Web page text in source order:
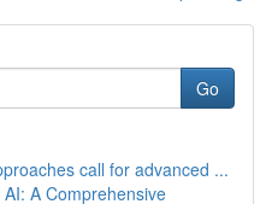
Go
call for advanced ...
A Comprehensive